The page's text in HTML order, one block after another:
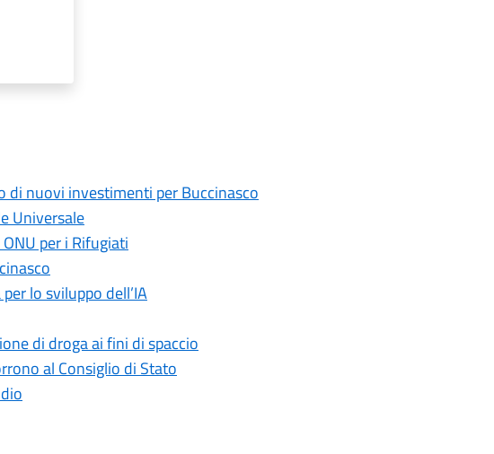
di nuovi investimenti per Buccinasco
Universale
per i Rifugiati
lo sviluppo dell’IA
di droga ai fini di spaccio
al Consiglio di Stato